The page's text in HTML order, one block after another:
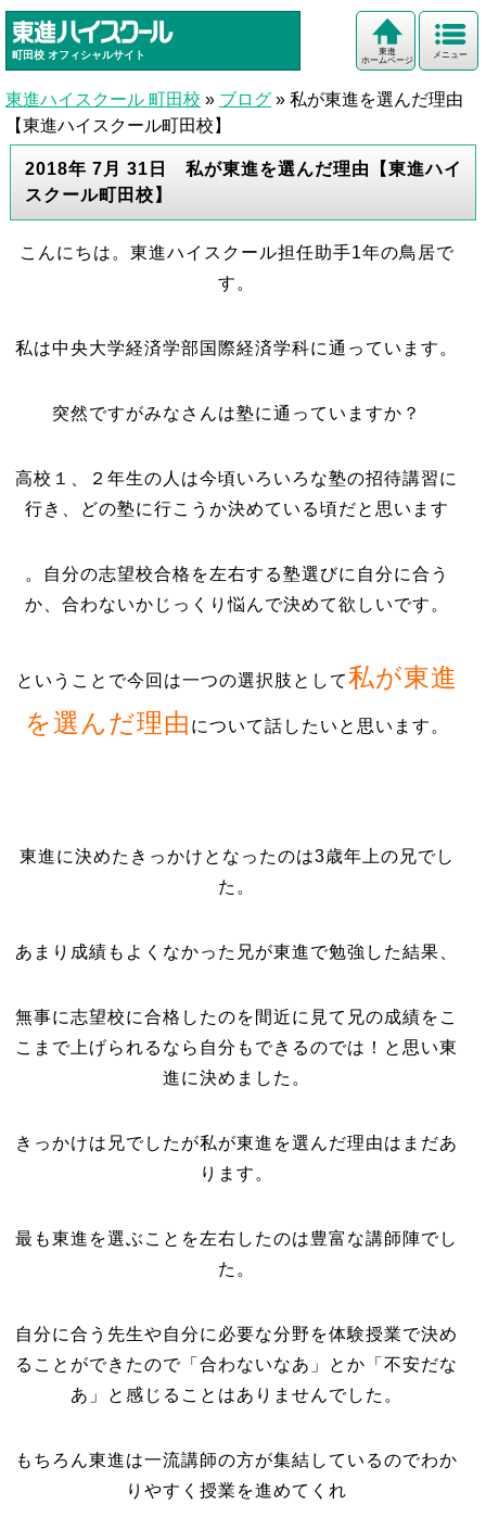
町田校 オフィシャルサイト メニュー
東進
ホームページ
東進ハイスクール 町田校 » ブログ » 私が東進を選んだ理由
【東進ハイスクール町田校】
2018年 7月 31日 私が東進を選んだ理由【東進ハイ
スクール町田校】
こんにちは。東進ハイスクール担任助手1年の鳥居で
す。
私は中央大学経済学部国際経済学科に通っています。
突然ですがみなさんは塾に通っていますか？
高校１、２年生の人は今頃いろいろな塾の招待講習に
行き、どの塾に行こうか決めている頃だと思います
。自分の志望校合格を左右する塾選びに自分に合う
か、合わないかじっくり悩んで決めて欲しいです。
ということで今回は一つの選択肢として私が東進
を選んだ理由 について話したいと思います。
東進に決めたきっかけとなったのは3歳年上の兄でし
た。
あまり成績もよくなかった兄が東進で勉強した結果、
無事に志望校に合格したのを間近に見て兄の成績をこ
こまで上げられるなら自分もできるのでは！と思い東
進に決めました。
きっかけは兄でしたが私が東進を選んだ理由はまだあ
ります。
最も東進を選ぶことを左右したのは豊富な講師陣でし
た。
自分に合う先生や自分に必要な分野を体験授業で決め
ることができたので「合わないなあ」とか「不安だな
あ」と感じることはありませんでした。
もちろん東進は一流講師の方が集結しているのでわか
りやすく授業を進めてくれ